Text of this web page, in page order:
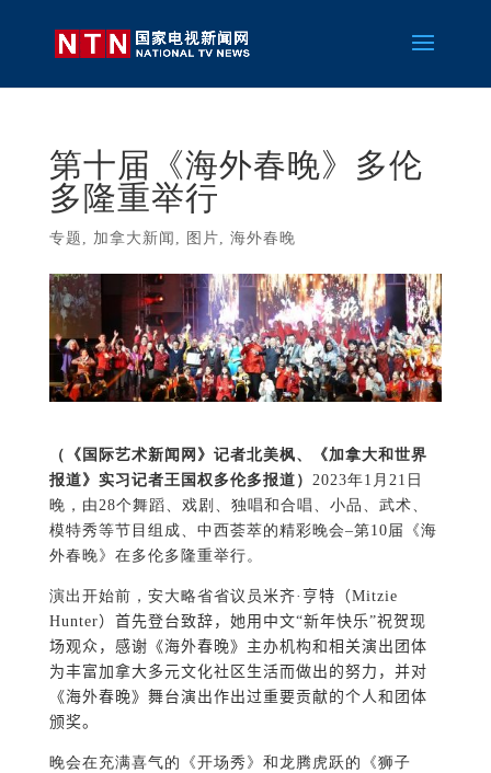
第十届《海外春晚》多伦
多隆重举行
专题 , 加拿大新闻 , 图片, 海外春晚
（《国际艺术新闻网》记者北美枫、《加拿大和世界
报道》实习记者王国权多伦多报道） 2023年1月21日
晚，由28个舞蹈、戏剧、独唱和合唱、小品、武术、
模特秀等节目组成、中西荟萃的精彩晚会–第10届《海
外春晚》在多伦多隆重举行。
演出开始前，安大略省省议员米齐·亨特（Mitzie
Hunter）首先登台致辞，她用中文“新年快乐”祝贺现
场观众，感谢《海外春晚》主办机构和相关演出团体
为丰富加拿大多元文化社区生活而做出的努力，并对
《海外春晚》舞台演出作出过重要贡献的个人和团体
颁奖。
晚会在充满喜气的《开场秀》和龙腾虎跃的《狮子